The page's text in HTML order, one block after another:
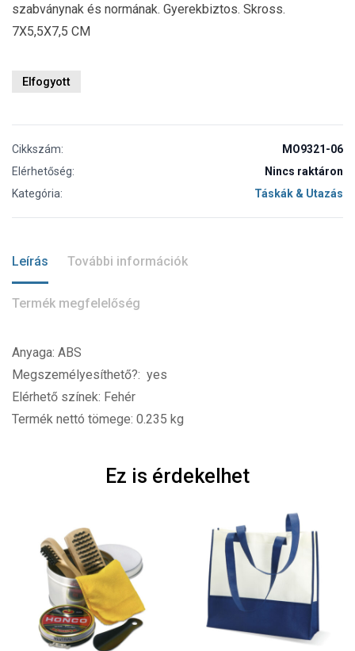
szabványnak és normának. Gyerekbiztos. Skross.
7X5,5X7,5 CM
Elfogyott
Cikkszám:
MO9321-06
Elérhetőség:
Nincs raktáron
Kategória:
Táskák & Utazás
Leírás További információk
Termék megfelelőség
Anyaga: ABS
Megszemélyesíthető?: yes
Elérhető színek: Fehér
Termék nettó tömege: 0.235 kg
Ez is érdekelhet